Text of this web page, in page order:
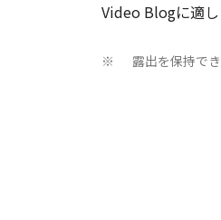
Video Blogに適し
※ 露出を保持で